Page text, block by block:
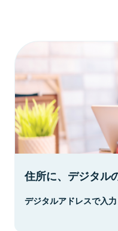
住所に、デジタル
デジタルアドレスで入力